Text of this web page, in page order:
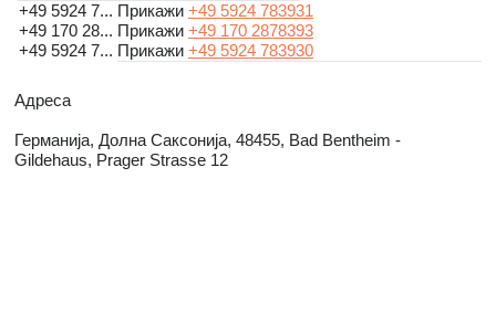
+49 5924 7... Прикажи +49 5924 783931
+49 170 28... Прикажи +49 170 2878393
+49 5924 7... Прикажи +49 5924 783930
Адреса
Германија, Долна Саксонија, 48455, Bad Bentheim -
Gildehaus, Prager Strasse 12